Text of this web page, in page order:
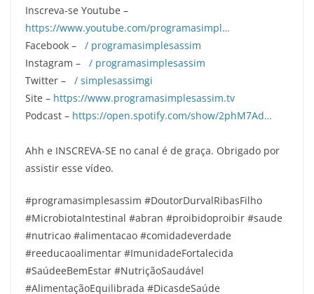
Inscreva-se Youtube –
https://www.youtube.com/programasimpl…
Facebook –
/ programasimplesassim
Instagram –
/ programasimplesassim
Twitter –
/ simplesassimgi
Site – https://www.programasimplesassim.tv
Podcast – https://open.spotify.com/show/2phM7Ad…
Ahh e INSCREVA-SE no canal é de graça. Obrigado por
assistir esse vídeo.
#programasimplesassim #DoutorDurvalRibasFilho
#MicrobiotaIntestinal #abran #proibidoproibir #saude
#nutricao #alimentacao #comidadeverdade
#reeducaoalimentar #ImunidadeFortalecida
#SaúdeeBemEstar #NutriçãoSaudável
#AlimentaçãoEquilibrada #DicasdeSaúde